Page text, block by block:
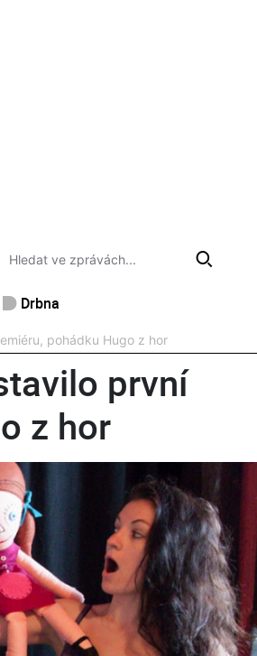
Drbna
pohádku Hugo z hor
první
z hor